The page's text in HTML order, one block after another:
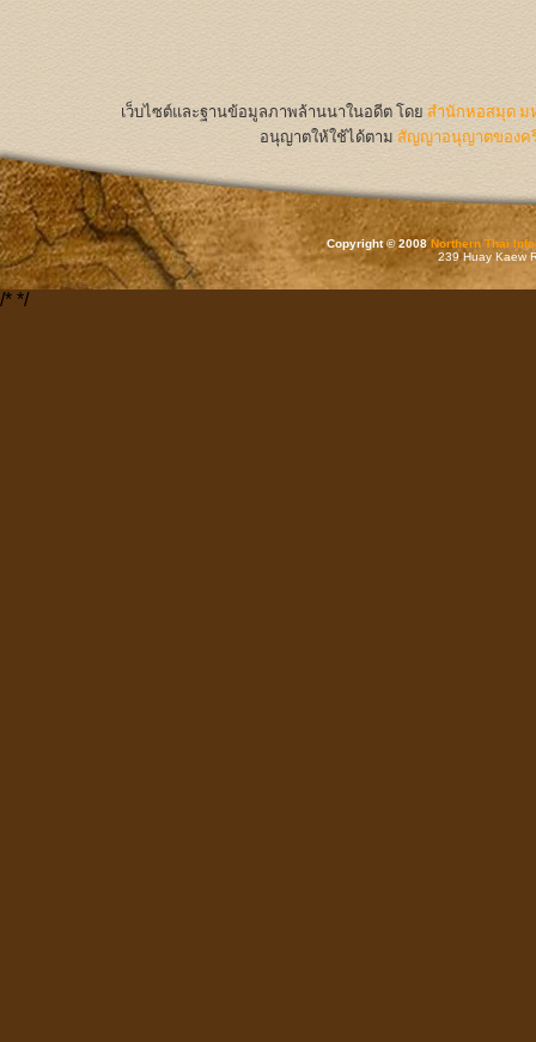
เว็บไซต์และฐานข้อมูลภาพล้านนาในอดีต โดย สำนักหอสมุด ม
อนุญาตให้ใช้ได้ตาม สัญญาอนุญาตของค
Copyright © 2008Northern Thai
239 Huay Kaew
/* */